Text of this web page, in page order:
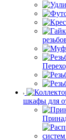
шкафы для